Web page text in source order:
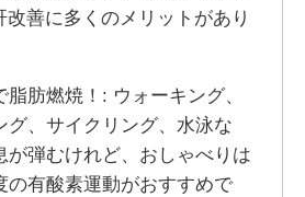
善に多くのメリットがあり
肪燃焼！: ウォーキング、
グ、サイクリング、水泳な
が弾むけれど、おしゃべりは
の有酸素運動がおすすめで